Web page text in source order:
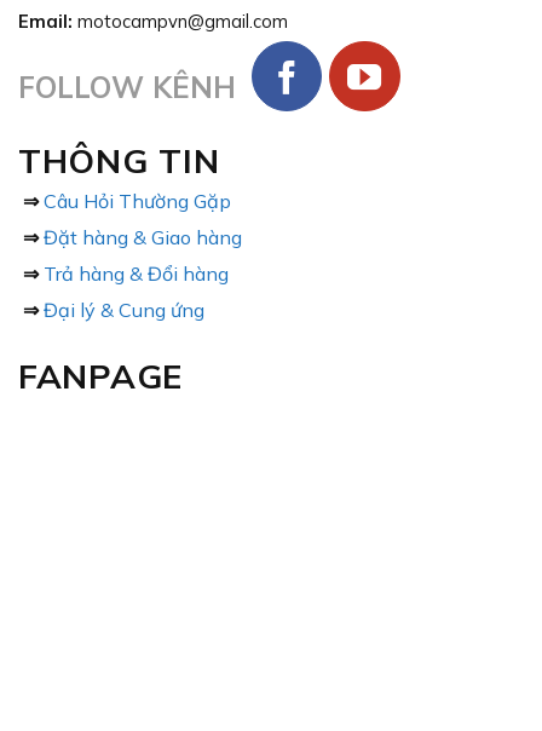
Email: motocampvn@gmail.com
FOLLOW KÊNH
THÔNG TIN
⇒ Câu Hỏi Thường Gặp
⇒ Đặt hàng & Giao hàng
⇒ Trả hàng & Đổi hàng
⇒ Đại lý & Cung ứng
FANPAGE